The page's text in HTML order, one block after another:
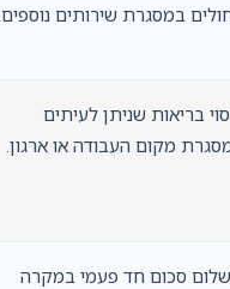
במסגרת שירותים נוספים.
בריאות שניתן לעיתים
מקום העבודה או ארגון.
סכום חד פעמי במקרה